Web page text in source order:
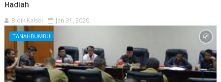
Hadiah
Bidik Kalsel Jan 31, 2020
TANAHBUMBU